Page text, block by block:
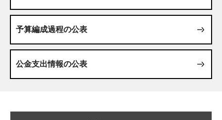
予算編成過程の公表
公金支出情報の公表